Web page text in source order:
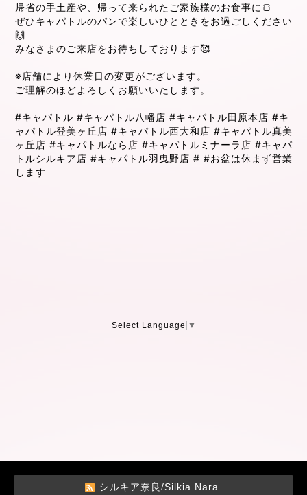
帰省の手土産や、帰って来られたご家族様のお食事に🍞
ぜひキャパトルのパンで楽しいひとときをお過ごしください
🙌
みなさまのご来店をお待ちしております🥰
※店舗により休業日の変更がございます。
ご理解のほどよろしくお願いいたします。
#キャパトル #キャパトル八幡店 #キャパトル田原本店 #キ
ャパトル登美ヶ丘店 #キャパトル西大和店 #キャパトル真美
ヶ丘店 #キャパトルなら店 #キャパトルミナーラ店 #キャパ
トルシルキア店 #キャパトル羽曳野店 # #お盆は休まず営業
します
Select Language ▼
シルキア奈良/Silkia Nara